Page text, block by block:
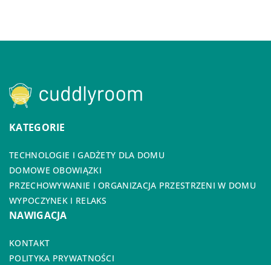
KATEGORIE
TECHNOLOGIE I GADŻETY DLA DOMU
DOMOWE OBOWIĄZKI
PRZECHOWYWANIE I ORGANIZACJA PRZESTRZENI W DOMU
WYPOCZYNEK I RELAKS
NAWIGACJA
KONTAKT
POLITYKA PRYWATNOŚCI